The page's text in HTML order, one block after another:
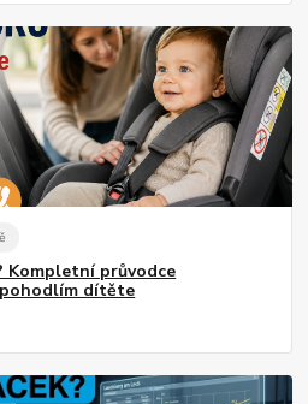
Kompletní průvodce
dítěte